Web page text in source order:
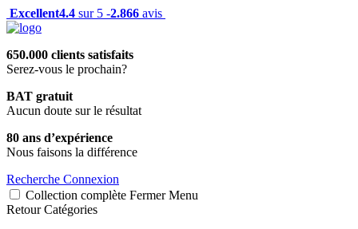
Excellent4.4 sur 5 -2.866 avis
650.000 clients satisfaits
Serez-vous le prochain?
BAT gratuit
Aucun doute sur le résultat
80 ans d’expérience
Nous faisons la différence
Recherche Connexion
Collection complète Fermer Menu
Retour Catégories